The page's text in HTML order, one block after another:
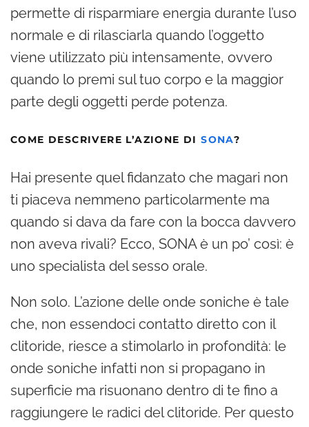
permette di risparmiare energia durante l’uso
normale e di rilasciarla quando l’oggetto
viene utilizzato più intensamente, ovvero
quando lo premi sul tuo corpo e la maggior
parte degli oggetti perde potenza.
COME DESCRIVERE L’AZIONE DISONA?
Hai presente quel fidanzato che magari non
ti piaceva nemmeno particolarmente ma
quando si dava da fare con la bocca davvero
non aveva rivali? Ecco, SONA è un po’ così: è
uno specialista del sesso orale.
Non solo. L’azione delle onde soniche è tale
che, non essendoci contatto diretto con il
clitoride, riesce a stimolarlo in profondità: le
onde soniche infatti non si propagano in
superficie ma risuonano dentro di te fino a
raggiungere le radici del clitoride. Per questo